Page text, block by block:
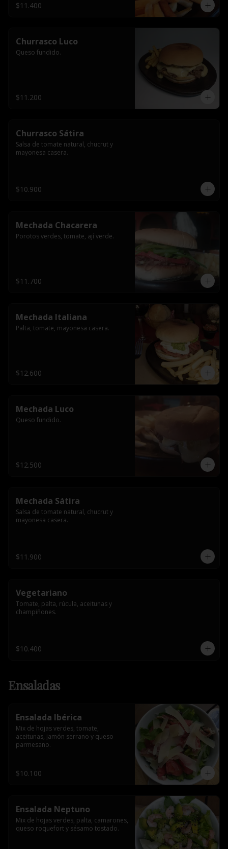
$11.400
Churrasco Luco
Queso fundido.
$11.200
Churrasco Sátira
Salsa de tomate natural, chucrut y
mayonesa casera.
$10.900
Mechada Chacarera
Porotos verdes, tomate, ají verde.
$11.700
Mechada Italiana
Palta, tomate, mayonesa casera.
$12.600
Mechada Luco
Queso fundido.
$12.500
Mechada Sátira
Salsa de tomate natural, chucrut y
mayonesa casera.
$11.900
Vegetariano
Tomate, palta, rúcula, aceitunas y
champiñones.
$10.400
Ensaladas
Ensalada Ibérica
Mix de hojas verdes, tomate,
aceitunas, jamón serrano y queso
parmesano.
$10.100
Ensalada Neptuno
Mix de hojas verdes, palta, camarones,
queso roquefort y sésamo tostado.